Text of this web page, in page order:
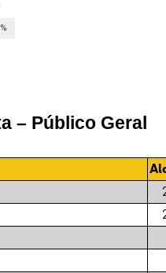
– Público Geral